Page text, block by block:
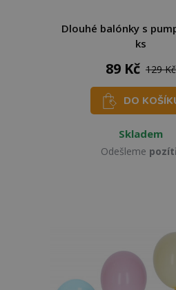
Dlouhé balónky s
ks
89 Kč 129 Kč
DO
Skladem
Odešleme